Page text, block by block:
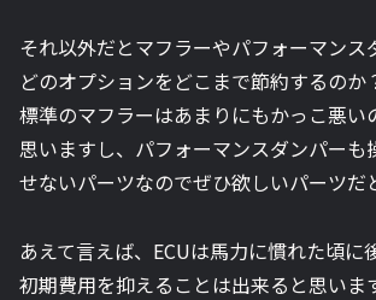
それ以外だとマフラーやパフォーマンス
どのオプションをどこまで節約するのか
標準のマフラーはあまりにもかっこ悪い
思いますし、パフォーマンスダンパーも
せないパーツなのでぜひ欲しいパーツだ
あえて言えば、ECUは馬力に慣れた頃に
初期費用を抑えることは出来ると思いま